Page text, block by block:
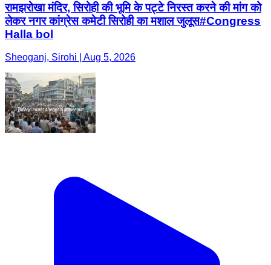
रामझरोखा मंदिर, सिरोही की भूमि के पट्टे निरस्त करने की मांग को
लेकर नगर कांग्रेस कमेटी सिरोही का मशाल जुलूस#Congress
Halla bol
Sheoganj, Sirohi | Aug 5, 2026